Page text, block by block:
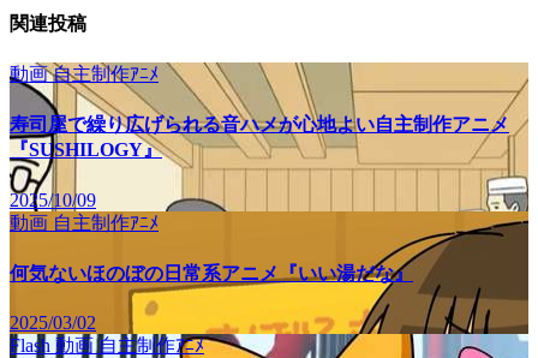
関連投稿
動画自主制作ｱﾆﾒ
寿司屋で繰り広げられる音ハメが心地よい自主制作アニメ
『SUSHILOGY』
2025/10/09
動画 自主制作ｱﾆﾒ
何気ないほのぼの日常系アニメ『いい湯だな』
2025/03/02
Flash 動画自主制作ｱﾆﾒ